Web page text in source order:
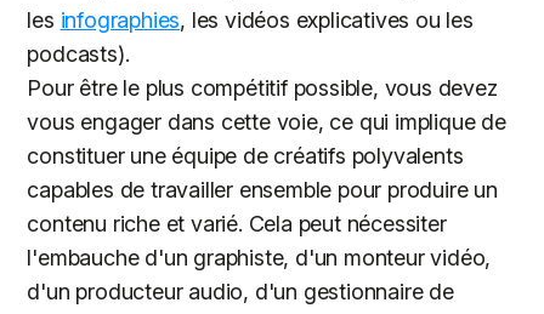
les infographies, les vidéos explicatives ou les
podcasts).
Pour être le plus compétitif possible, vous devez
vous engager dans cette voie, ce qui implique de
constituer une équipe de créatifs polyvalents
capables de travailler ensemble pour produire un
contenu riche et varié. Cela peut nécessiter
l'embauche d'un graphiste, d'un monteur vidéo,
d'un producteur audio, d'un gestionnaire de